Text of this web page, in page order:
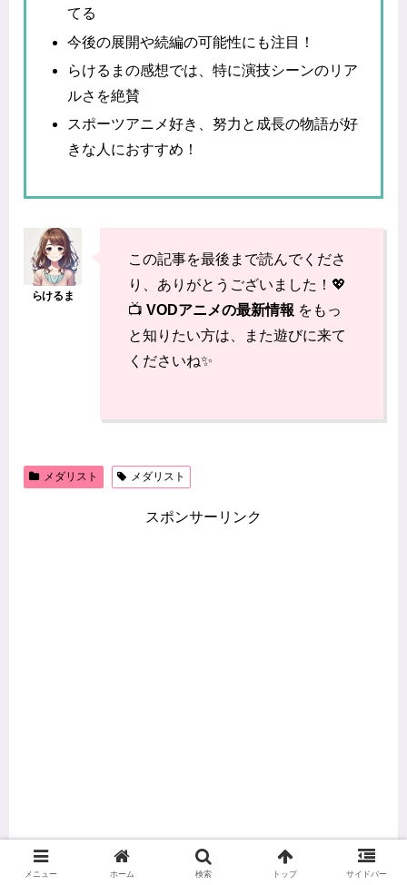
てる
今後の展開や続編の可能性にも注目！
らけるまの感想では、特に演技シーンのリア
ルさを絶賛
スポーツアニメ好き、努力と成長の物語が好
きな人におすすめ！
この記事を最後まで読んでくださ
り、ありがとうございました！💖
📺 VODアニメの最新情報 をもっ
と知りたい方は、また遊びに来て
くださいね✨
メダリスト メダリスト
スポンサーリンク
メニュー ホーム 検索 トップ サイドバー